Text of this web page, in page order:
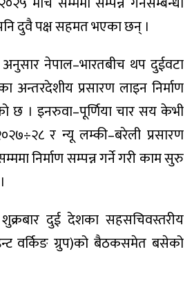
दुवै पक्ष सहमत भएका छन् ।
नेपाल–भारतबीच थप दुईवटा
अन्तरदेशीय प्रसारण लाइन निर्माण
छ । इनरुवा–पूर्णिया चार सय केभी
र न्यू लम्की–बरेली प्रसारण
निर्माण सम्पन्न गर्ने गरी काम सुरु
दुई देशका सहसचिवस्तरीय
वर्किङ ग्रुप)को बैठकसमेत बसेको